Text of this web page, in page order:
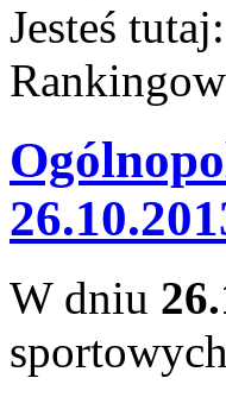
Jesteś tutaj:
W dniu